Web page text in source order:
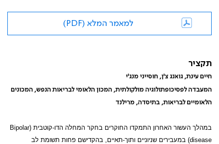
למאמר המלא (PDF)
תקציר
חיים עינת, גואנג צ'ן, חוסייני מנג'י
המעבדה לפסיכופתולוגיה מולקולתית, המכון הלאומי לבריאות הנפש, המכונים
הלאומיים לבריאות, בתיסדה, מרילנד
במהלך העשור האחרון התמקדו החוקרים בחקר המחלה הדו-קוטבית (Bipolar
disease) במעבירים שניוניים ותוך-תאיים, בהקדישם פחות תשומת לב